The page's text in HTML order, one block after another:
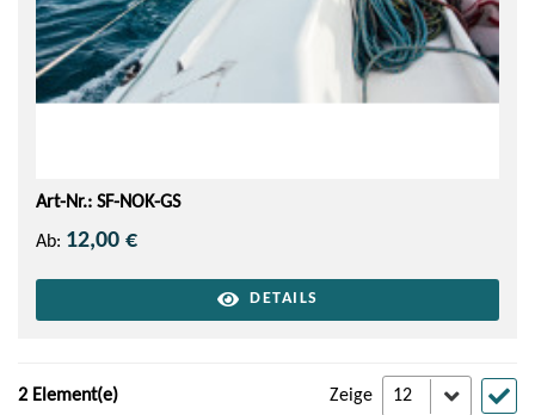
Art-Nr.: SF-NOK-GS
Ab: 12,00 €
DETAILS
2 Element(e) Zeige